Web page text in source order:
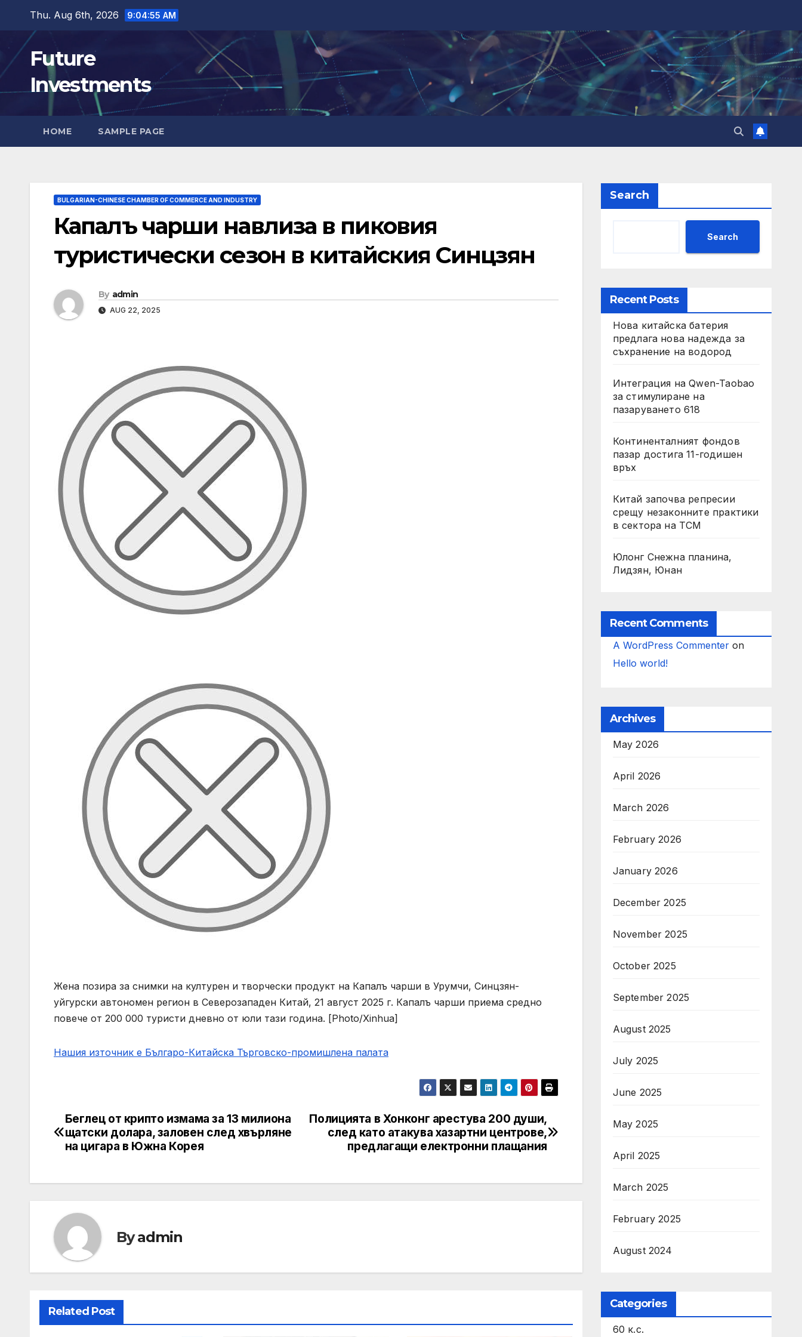
content
Thu. Aug 6th, 2026 9:04:56 AM
Future
Investments
HOME SAMPLE PAGE
BULGARIAN-CHINESE CHAMBER OF COMMERCE AND INDUSTRY
Капалъ чарши навлиза в пиковия
туристически сезон в китайския Синцзян
By admin
AUG 22, 2025
Жена позира за снимки на културен и творчески продукт на Капалъ чарши в Урумчи, Синцзян-
уйгурски автономен регион в Северозападен Китай, 21 август 2025 г. Капалъ чарши приема средно
повече от 200 000 туристи дневно от юли тази година. [Photo/Xinhua]
Нашия източник е Българо-Китайска Търговско-промишлена палaта
Post
navigation
Полицията в Хонконг арестува 200 души,
след като атакува хазартни центрове,
предлагащи електронни плащания
Беглец от крипто измама за 13 милиона
щатски долара, заловен след хвърляне
на цигара в Южна Корея
Byadmin
Related Post
Search
Search
Recent Posts
Нова китайска батерия
предлага нова надежда за
съхранение на водород
Интеграция на Qwen-Taobao
за стимулиране на
пазаруването 618
Континенталният фондов
пазар достига 11-годишен
връх
Китай започва репресии
срещу незаконните практики
в сектора на TCM
Юлонг Снежна планина,
Лидзян, Юнан
Recent Comments
A WordPress Commenteron
Hello world!
Archives
May 2026
April 2026
March 2026
February 2026
January 2026
December 2025
November 2025
October 2025
September 2025
August 2025
July 2025
June 2025
May 2025
April 2025
March 2025
February 2025
August 2024
Categories
60 к.с.